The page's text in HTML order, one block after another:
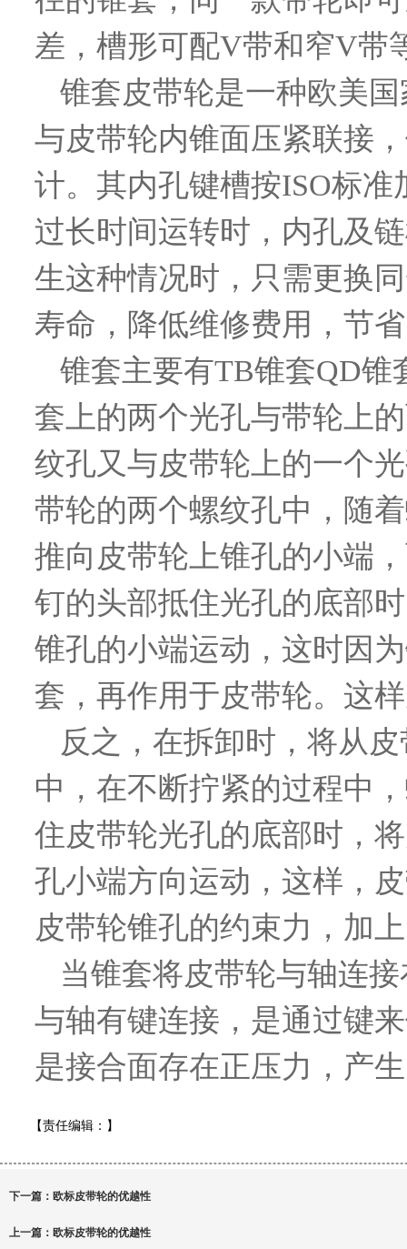
差，槽形可配V带和窄V
锥套皮带轮是一种欧美
与皮带轮内锥面压紧联接
计。其内孔键槽按ISO标
过长时间运转时，内孔及
生这种情况时，只需更换
寿命，降低维修费用，节
锥套主要有TB锥套QD锥
套上的两个光孔与带轮上
纹孔又与皮带轮上的一个
带轮的两个螺纹孔中，随
推向皮带轮上锥孔的小端
钉的头部抵住光孔的底部
锥孔的小端运动，这时因
套，再作用于皮带轮。这
反之，在拆卸时，将从
中，在不断拧紧的过程中
住皮带轮光孔的底部时，
孔小端方向运动，这样，
皮带轮锥孔的约束力，加
当锥套将皮带轮与轴连
与轴有键连接，是通过键
是接合面存在正压力，产
【责任编辑： 】
下一篇： 欧标皮带轮的优越性
上一篇： 欧标皮带轮的优越性